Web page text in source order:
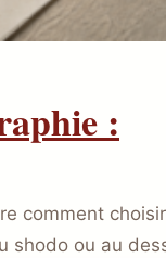
:
comment
shodo ou au